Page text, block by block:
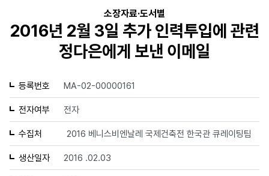
소장자료·도서별
2016년 2월 3일 추가 인력투입에 관련
정다은에게 보낸 이메일
등록번호 MA-02-00000161
전자여부 전자
수집처 2016 베니스비엔날레 국제건축전 한국관 큐레이팅팀
생산일자 2016 .02.03